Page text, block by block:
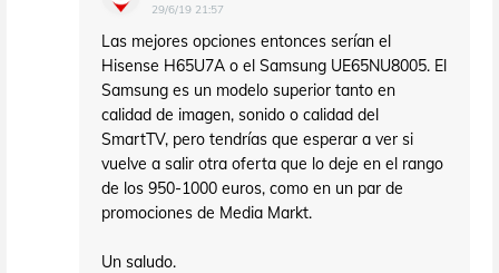
29/6/19 21:57
Las mejores opciones entonces serían el
Hisense H65U7A o el Samsung UE65NU8005. El
Samsung es un modelo superior tanto en
calidad de imagen, sonido o calidad del
SmartTV, pero tendrías que esperar a ver si
vuelve a salir otra oferta que lo deje en el rango
de los 950-1000 euros, como en un par de
promociones de Media Markt.
Un saludo.